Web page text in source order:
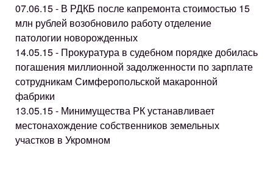
07.06.15 - В РДКБ после капремонта стоимостью 15
млн рублей возобновило работу отделение
патологии новорожденных
14.05.15 - Прокуратура в судебном порядке добилась
погашения миллионной задолженности по зарплате
сотрудникам Симферопольской макаронной
фабрики
13.05.15 - Минимущества РК устанавливает
местонахождение собственников земельных
участков в Укромном